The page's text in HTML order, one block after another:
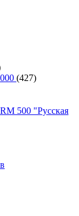
(427)
500 "Русская